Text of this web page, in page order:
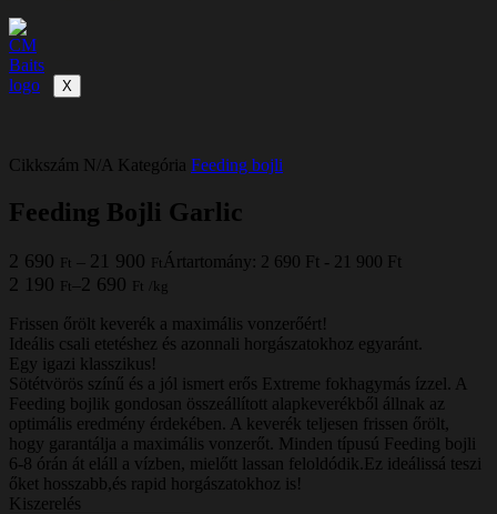
X
Cikkszám N/A Kategória Feeding bojli
Feeding Bojli Garlic
2 690 Ft – 21 900 Ft Ártartomány: 2 690 Ft - 21 900 Ft
2 190 Ft–2 690 Ft kg
Frissen őrölt keverék a maximális vonzerőért!
Ideális csali etetéshez és azonnali horgászatokhoz egyaránt.
Egy igazi klasszikus!
Sötétvörös színű és a jól ismert erős Extreme fokhagymás ízzel. A
Feeding bojlik gondosan összeállított alapkeverékből állnak az
optimális eredmény érdekében. A keverék teljesen frissen őrölt,
hogy garantálja a maximális vonzerőt. Minden típusú Feeding bojli
6-8 órán át eláll a vízben, mielőtt lassan feloldódik.Ez ideálissá teszi
őket hosszabb,és rapid horgászatokhoz is!
Kiszerelés